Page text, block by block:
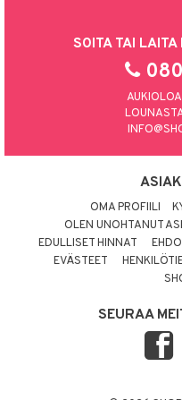
SOITA TAI
OMA PROFIILI
OLEN UNOHTANUT
EDULLISET HINNAT
EVÄSTEET
SEURAA